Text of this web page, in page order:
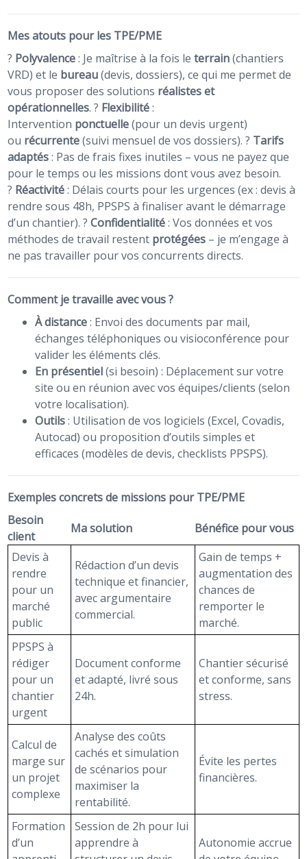
Mes atouts pour les TPE/PME
? Polyvalence: Je maîtrise à la fois leterrain(chantiers
VRD) et le bureau(devis, dossiers), ce qui me permet de
vous proposer des solutions réalistes et
opérationnelles. ? Flexibilité:
Intervention ponctuelle(pour un devis urgent)
ou récurrente(suivi mensuel de vos dossiers). ? Tarifs
adaptés: Pas de frais fixes inutiles – vous ne payez que
pour le temps ou les missions dont vous avez besoin.
? Réactivité: Délais courts pour les urgences (ex : devis à
rendre sous 48h, PPSPS à finaliser avant le démarrage
d’un chantier). ?Confidentialité: Vos données et vos
méthodes de travail restent protégées – je m’engage à
ne pas travailler pour vos concurrents directs.
Comment je travaille avec vous ?
À distance: Envoi des documents par mail,
échanges téléphoniques ou visioconférence pour
valider les éléments clés.
En présentiel(si besoin) : Déplacement sur votre
site ou en réunion avec vos équipes/clients (selon
votre localisation).
Outils: Utilisation de vos logiciels (Excel, Covadis,
Autocad) ou proposition d’outils simples et
efficaces (modèles de devis, checklists PPSPS).
Exemples concrets de missions pour TPE/PME
Besoin
client
Ma solution
Bénéfice pour vous
Devis à
rendre
pour un
marché
public
Rédaction d’un devis
technique et financier,
avec argumentaire
commercial.
Gain de temps +
augmentation des
chances de
remporter le
marché.
PPSPS à
rédiger
pour un
chantier
urgent
Document conforme
et adapté, livré sous
24h.
Chantier sécurisé
et conforme, sans
stress.
Calcul de
marge sur
un projet
complexe
Analyse des coûts
cachés et simulation
de scénarios pour
maximiser la
rentabilité.
Évite les pertes
financières.
Formation
d’un
Session de 2h pour lui
apprendre à
Autonomie accrue